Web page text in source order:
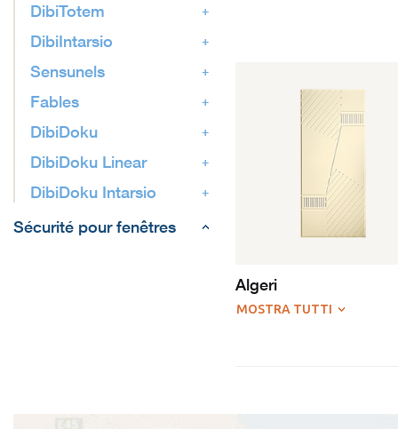
DibiTotem
DibiIntarsio
Sensunels
Fables
DibiDoku
DibiDoku Linear
DibiDoku Intarsio
Sécurité pour fenêtres
Algeri
MOSTRA TUTTI